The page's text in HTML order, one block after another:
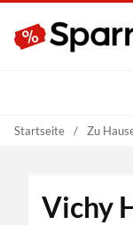
Startseite Zu
Vichy